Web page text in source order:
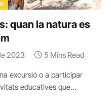
quan la natura es
2023 5 Mins Read
excursió o a participar
educatives que…